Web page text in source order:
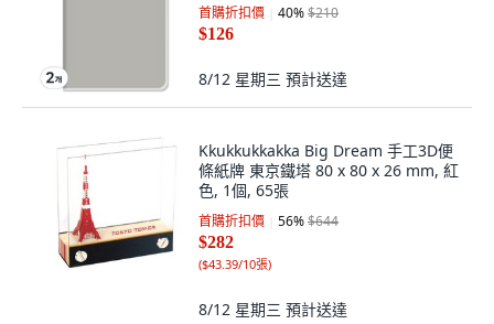
首購折扣價 40%$210
$126
8/12 星期三 預計送達
Kkukkukkakka Big Dream 手工3D便
條紙牌 東京鐵塔 80 x 80 x 26 mm, 紅
色, 1個, 65張
首購折扣價 56%$644
$282
($43.39/10張)
8/12 星期三 預計送達